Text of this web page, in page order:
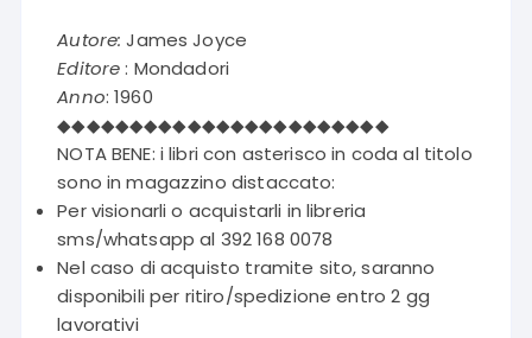
Autore: James Joyce
Editore: Mondadori
Anno: 1960
◆◆◆◆◆◆◆◆◆◆◆◆◆◆◆◆◆◆◆◆◆◆◆
NOTA BENE: i libri con asterisco in coda al titolo
sono in magazzino distaccato:
Per visionarli o acquistarli in libreria
sms/whatsapp al 392 168 0078
Nel caso di acquisto tramite sito, saranno
disponibili per ritiro/spedizione entro 2 gg
lavorativi